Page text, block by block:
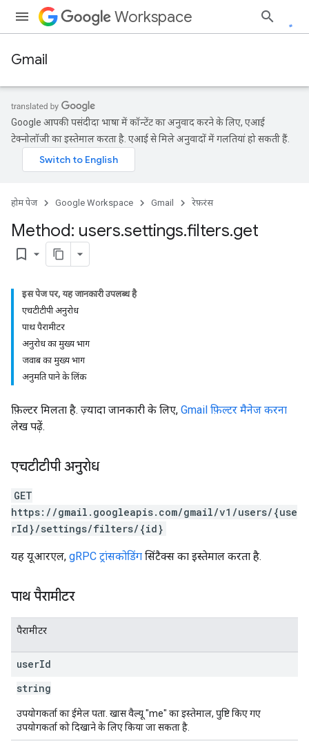
Workspace
Gmail
Google आपकी पसंदीदा भाषा में कॉन्टेंट का अनुवाद करने के लिए, एआई
टेक्नोलॉजी का इस्तेमाल करता है. एआई से मिले अनुवादों में गलतियां हो सकती हैं.
होम पेज Google Workspace Gmail रेफ़रंस
Method: users.settings.filters.get
bookmark_border
इस पेज पर, यह जानकारी उपलब्ध है
एचटीटीपी अनुरोध
पाथ पैरामीटर
अनुरोध का मुख्य भाग
जवाब का मुख्य भाग
अनुमति पाने के लिंक
फ़िल्टर मिलता है. ज़्यादा जानकारी के लिए, Gmail फ़िल्टर मैनेज करना
लेख पढ़ें.
एचटीटीपी अनुरोध
GET
https://gmail.googleapis.com/gmail/v1/users/{use
rId}/settings/filters/{id}
यह यूआरएल, gRPC ट्रांसकोडिंग सिंटैक्स का इस्तेमाल करता है.
पाथ पैरामीटर
पैरामीटर
userId
string
उपयोगकर्ता का ईमेल पता. खास वैल्यू "me" का इस्तेमाल, पुष्टि किए गए
उपयोगकर्ता को दिखाने के लिए किया जा सकता है.